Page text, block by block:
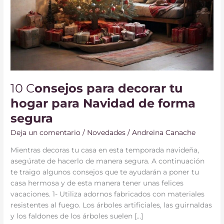
10 Consejos para decorar tu
hogar para Navidad de forma
segura
Deja un comentario / Novedades /Andreina Canache
Mientras decoras tu casa en esta temporada navideña,
asegúrate de hacerlo de manera segura. A continuación
te traigo algunos consejos que te ayudarán a poner tu
casa hermosa y de esta manera tener unas felices
vacaciones. 1- Utiliza adornos fabricados con materiales
resistentes al fuego. Los árboles artificiales, las guirnaldas
y los faldones de los árboles suelen […]